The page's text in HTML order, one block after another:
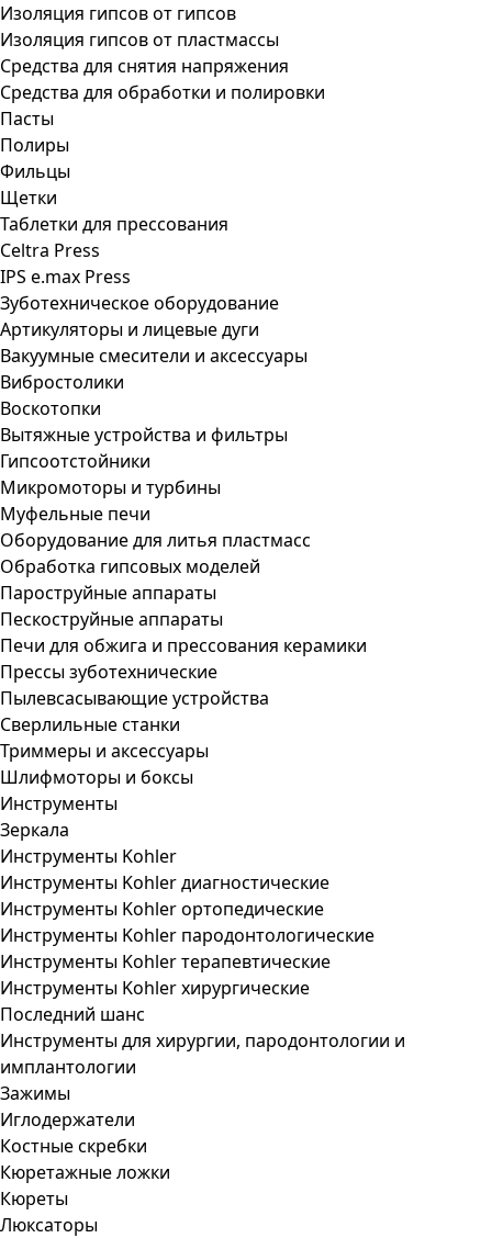
Изоляция гипсов от гипсов
Изоляция гипсов от пластмассы
Средства для снятия напряжения
Средства для обработки и полировки
Пасты
Полиры
Фильцы
Щетки
Таблетки для прессования
Celtra Press
IPS e.max Press
Зуботехническое оборудование
Артикуляторы и лицевые дуги
Вакуумные смесители и аксессуары
Вибростолики
Воскотопки
Вытяжные устройства и фильтры
Гипсоотстойники
Микромоторы и турбины
Муфельные печи
Оборудование для литья пластмасс
Обработка гипсовых моделей
Пароструйные аппараты
Пескоструйные аппараты
Печи для обжига и прессования керамики
Прессы зуботехнические
Пылевсасывающие устройства
Сверлильные станки
Триммеры и аксессуары
Шлифмоторы и боксы
Инструменты
Зеркала
Инструменты Kohler
Инструменты Kohler диагностические
Инструменты Kohler ортопедические
Инструменты Kohler пародонтологические
Инструменты Kohler терапевтические
Инструменты Kohler хирургические
Последний шанс
Инструменты для хирургии, пародонтологии и
имплантологии
Зажимы
Иглодержатели
Костные скребки
Кюретажные ложки
Кюреты
Люксаторы